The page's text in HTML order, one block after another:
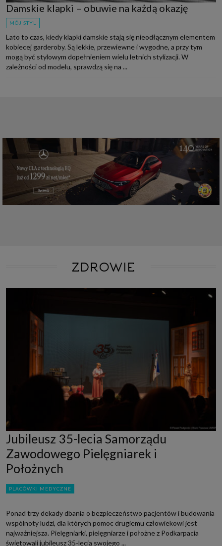
Damskie klapki – obuwie na każdą okazję
MÓJ STYL
Lato to czas, kiedy klapki damskie stają się nieodłącznym elementem
kobiecej garderoby. Są lekkie, przewiewne i wygodne, a przy tym
mogą być stylowym dopełnieniem wielu letnich stylizacji. W
zależności od modelu, sprawdzą się na ...
ZDROWIE
Jubileusz 35-lecia Samorządu
Zawodowego Pielęgniarek i
Położnych
PLACÓWKI MEDYCZNE
Ponad trzy dekady dbania o bezpieczeństwo pacjentów i budowania
wspólnoty ludzi, dla których pomoc drugiemu człowiekowi jest
najważniejsza. Pielęgniarki, pielęgniarze i położne z Podkarpacia
świętowali jubileusz 35-lecia swojego ...